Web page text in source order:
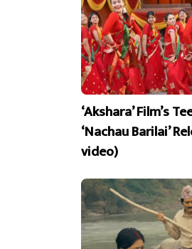
‘Akshara’ Film’s
‘Nachau Barilai’
video)